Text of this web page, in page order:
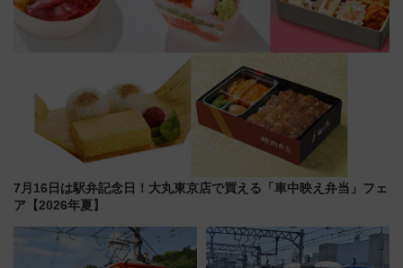
7月16日は駅弁記念日！大丸東京店で買える「車中映え弁当」フェ
ア【2026年夏】